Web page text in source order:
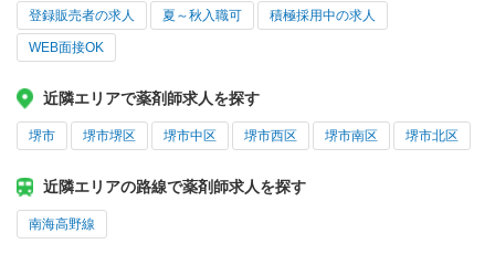
登録販売者の求人 夏～秋入職可 積極採用中の求人
WEB面接OK
近隣エリアで薬剤師求人を探す
堺市 堺市堺区 堺市中区 堺市西区 堺市南区 堺市北区
近隣エリアの路線で薬剤師求人を探す
南海高野線